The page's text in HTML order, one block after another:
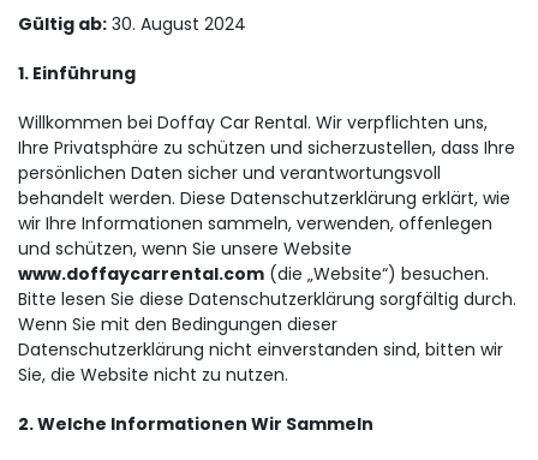
Gültig ab: 30. August 2024
1. Einführung
Willkommen bei Doffay Car Rental. Wir verpflichten uns,
Ihre Privatsphäre zu schützen und sicherzustellen, dass Ihre
persönlichen Daten sicher und verantwortungsvoll
behandelt werden. Diese Datenschutzerklärung erklärt, wie
wir Ihre Informationen sammeln, verwenden, offenlegen
und schützen, wenn Sie unsere Website
www.doffaycarrental.com (die „Website“) besuchen.
Bitte lesen Sie diese Datenschutzerklärung sorgfältig durch.
Wenn Sie mit den Bedingungen dieser
Datenschutzerklärung nicht einverstanden sind, bitten wir
Sie, die Website nicht zu nutzen.
2. Welche Informationen Wir Sammeln